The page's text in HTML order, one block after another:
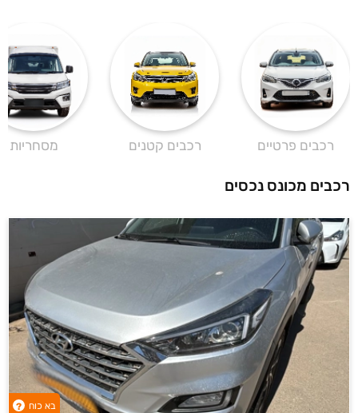
רכבים פרטיים רכבים קטנים מסחריות
רכבים מכונס נכסים
בא כוח ?